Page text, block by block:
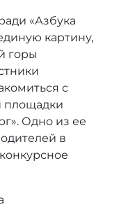
«Азбука
картину,
горы
с
площадки
Одно из ее
в